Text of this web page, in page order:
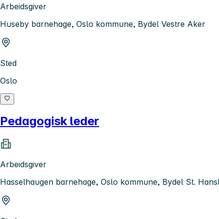
Arbeidsgiver
Huseby barnehage, Oslo kommune, Bydel Vestre Aker
Sted
Oslo
Pedagogisk leder
Arbeidsgiver
Hasselhaugen barnehage, Oslo kommune, Bydel St.